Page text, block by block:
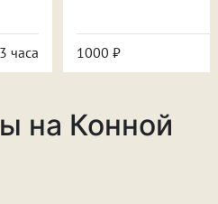
3 часа 1000 ₽
на Конной